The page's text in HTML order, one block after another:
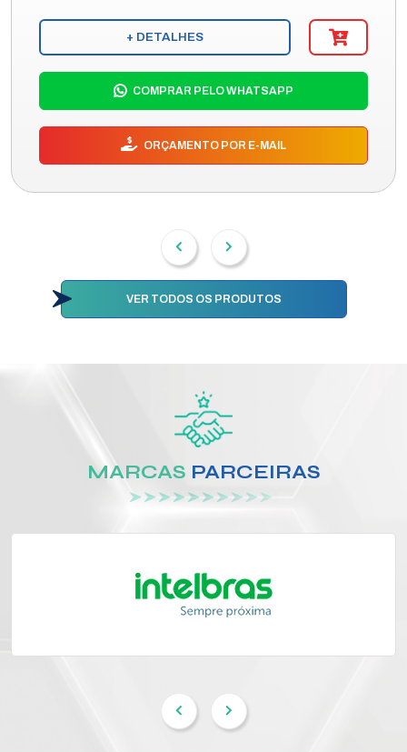
+ DETALHES
COMPRAR PELO WHATSAPP
ORÇAMENTO POR E-MAIL
VER TODOS OS PRODUTOS
MARCAS PARCEIRAS